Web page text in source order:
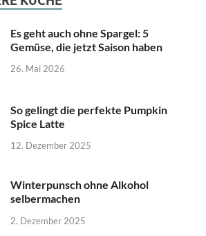
Es geht auch ohne Spargel: 5
Gemüse, die jetzt Saison haben
26. Mai 2026
So gelingt die perfekte Pumpkin
Spice Latte
12. Dezember 2025
Winterpunsch ohne Alkohol
selbermachen
2. Dezember 2025